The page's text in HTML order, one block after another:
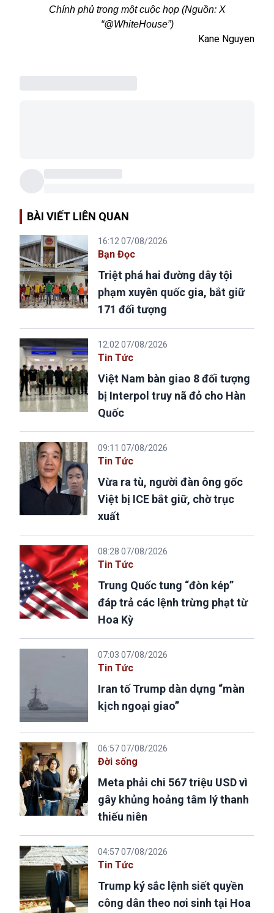
Chính phủ trong một cuộc họp (Nguồn: X
“@WhiteHouse”)
Kane Nguyen
BÀI VIẾT LIÊN QUAN
16:12 07/08/2026
Bạn Đọc
Triệt phá hai đường dây tội
phạm xuyên quốc gia, bắt giữ
171 đối tượng
12:02 07/08/2026
Tin Tức
Việt Nam bàn giao 8 đối tượng
bị Interpol truy nã đỏ cho Hàn
Quốc
09:11 07/08/2026
Tin Tức
Vừa ra tù, người đàn ông gốc
Việt bị ICE bắt giữ, chờ trục
xuất
08:28 07/08/2026
Tin Tức
Trung Quốc tung “đòn kép”
đáp trả các lệnh trừng phạt từ
Hoa Kỳ
07:03 07/08/2026
Tin Tức
Iran tố Trump dàn dựng “màn
kịch ngoại giao”
06:57 07/08/2026
Đời sống
Meta phải chi 567 triệu USD vì
gây khủng hoảng tâm lý thanh
thiếu niên
04:57 07/08/2026
Tin Tức
Trump ký sắc lệnh siết quyền
công dân theo nơi sinh tại Hoa